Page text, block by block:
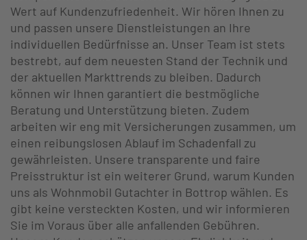
Wert auf Kundenzufriedenheit. Wir hören Ihnen zu
und passen unsere Dienstleistungen an Ihre
individuellen Bedürfnisse an. Unser Team ist stets
bestrebt, auf dem neuesten Stand der Technik und
der aktuellen Markttrends zu bleiben. Dadurch
können wir Ihnen garantiert die bestmögliche
Beratung und Unterstützung bieten. Zudem
arbeiten wir eng mit Versicherungen zusammen, um
einen reibungslosen Ablauf im Schadenfall zu
gewährleisten. Unsere transparente und faire
Preisstruktur ist ein weiterer Grund, warum Kunden
uns als Wohnmobil Gutachter in Bottrop wählen. Es
gibt keine versteckten Kosten, und wir informieren
Sie im Voraus über alle anfallenden Gebühren.